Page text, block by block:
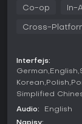
od SMG,
zipliny i
Crafting
części ARC
warsztatowe,
lepszego
Co-op In-
Cross-
Interfejs:
German English
Korean Polish
Simplified
Audio:
English